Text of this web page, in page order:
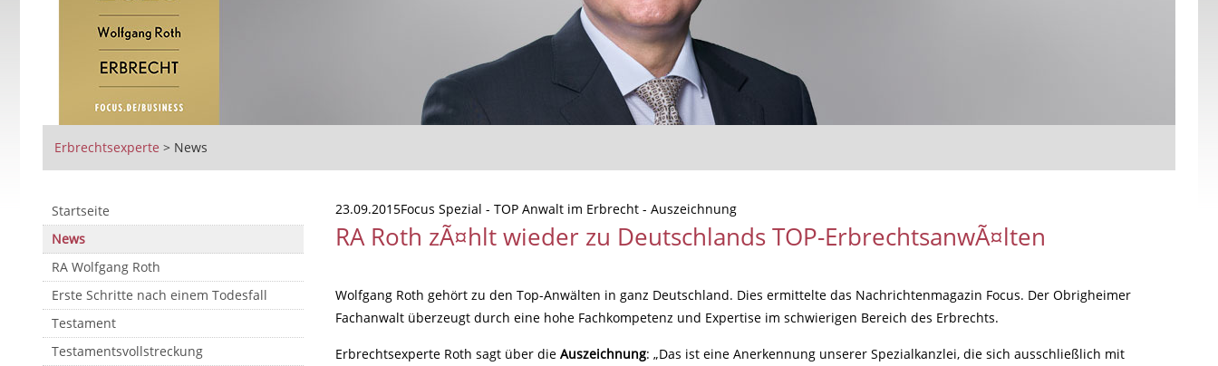
Erbrechtsexperte > News
Startseite
News
RA Wolfgang Roth
Erste Schritte nach einem Todesfall
Testament
Testamentsvollstreckung
23.09.2015Focus Spezial - TOP Anwalt im Erbrecht - Auszeichnung
RA Roth zÃ¤hlt wieder zu Deutschlands TOP-ErbrechtsanwÃ¤lten
Wolfgang Roth gehört zu den Top-Anwälten in ganz Deutschland. Dies ermittelte das Nachrichtenmagazin Focus. Der Obrigheimer
Fachanwalt überzeugt durch eine hohe Fachkompetenz und Expertise im schwierigen Bereich des Erbrechts.
Erbrechtsexperte Roth sagt über die Auszeichnung: „Das ist eine Anerkennung unserer Spezialkanzlei, die sich ausschließlich mit